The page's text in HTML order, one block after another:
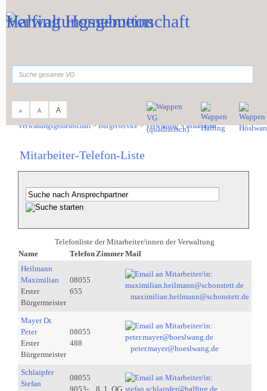
A A A
Verwaltungsgemeinschaft>Bürgerservice>Verwaltung>Mitarbeiter
Mitarbeiter-Telefon-Liste
Telefonliste der Mitarbeiter/innen der Verwaltung
Name
Telefon ZimmerMail
Heilmann
Maximilian
Erster
Bürgermeister
08055
655
maximilian.heilmann@schonstett.de
Mayer Dr.
Peter
Erster
Bürgermeister
08055
488
peter.mayer@hoeslwang.de
Schlaipfer
Stefan
08055
9053-
8, 1. OG